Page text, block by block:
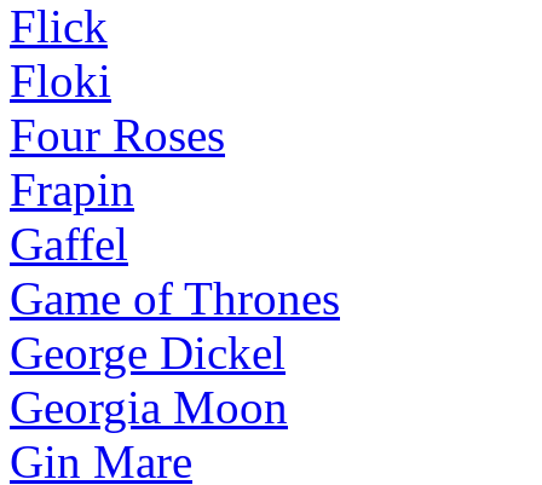
Flick
Floki
Four Roses
Frapin
Gaffel
Game of Thrones
George Dickel
Georgia Moon
Gin Mare